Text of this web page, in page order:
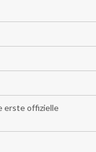
erste offizielle